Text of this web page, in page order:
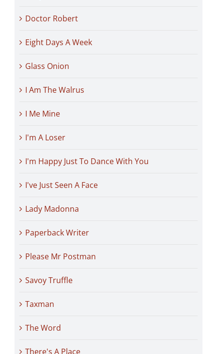
Doctor Robert
Eight Days A Week
Glass Onion
I Am The Walrus
I Me Mine
I'm A Loser
I'm Happy Just To Dance With You
I've Just Seen A Face
Lady Madonna
Paperback Writer
Please Mr Postman
Savoy Truffle
Taxman
The Word
There's A Place